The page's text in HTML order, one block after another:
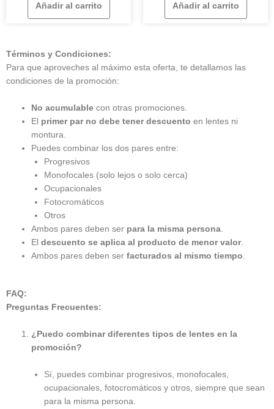
Añadir al carrito Añadir al carrito
Términos y Condiciones:
Para que aproveches al máximo esta oferta, te detallamos las
condiciones de la promoción:
No acumulable con otras promociones.
El primer par no debe tener descuento en lentes ni
montura.
Puedes combinar los dos pares entre:
Progresivos
Monofocales (solo lejos o solo cerca)
Ocupacionales
Fotocromáticos
Otros
Ambos pares deben ser para la misma persona
Eldescuento se aplica al producto de menor valor.
Ambos pares deben serfacturados al mismo tiempo
FAQ:
Preguntas Frecuentes:
¿Puedo combinar diferentes tipos de lentes en la
promoción?
Sí, puedes combinar progresivos, monofocales,
ocupacionales, fotocromáticos y otros, siempre que sean
para la misma persona.